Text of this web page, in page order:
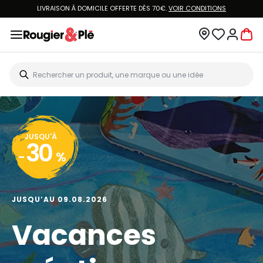
LIVRAISON À DOMICILE OFFERTE DÈS 70€.VOIR CONDITIONS
JUSQU'À
- 30 %
JUSQU’AU 09.08.2026
Vacances